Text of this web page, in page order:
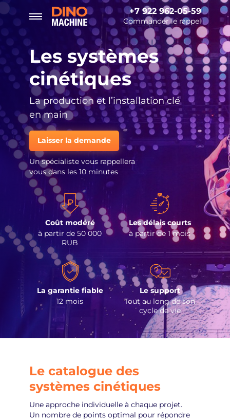
+7 922 962-05-59
Commander le rappel
Les systèmes
cinétiques
La production et l’installation clé
en main
Laisser la demande
Un spécialiste vous rappellera
vous dans les 10 minutes
Coût modéré
à partir de 50 000
RUB
Les délais courts
à partir de 1 mois
La garantie fiable
12 mois
Le support
Tout au long de son
cycle de vie
Le catalogue des
systèmes cinétiques
Une approche individuelle à chaque projet.
Un nombre de points optimal pour répondre